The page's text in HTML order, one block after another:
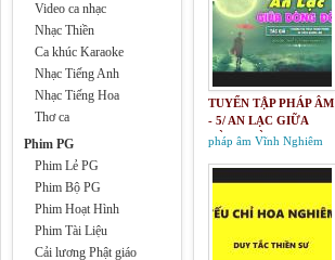
Video ca nhạc
Nhạc Thiền
Ca khúc Karaoke
Nhạc Tiếng Anh
Nhạc Tiếng Hoa
Thơ ca
Phim PG
Phim Lẻ PG
Phim Bộ PG
Phim Hoạt Hình
Phim Tài Liệu
Cải lương Phật giáo
TUYỂN TẬP PHÁP ÂM
- 5/ AN LẠC GIỮA
DÒNG ĐỜI
pháp âm Vĩnh Nghiêm